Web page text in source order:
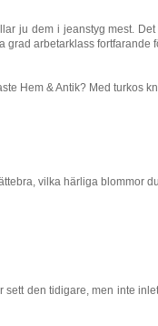
ju dem i jeanstyg mest.
grad arbetarklass fortfarande
Hem & Antik? Med turkos
vilka härliga blommor
den tidigare, men inte